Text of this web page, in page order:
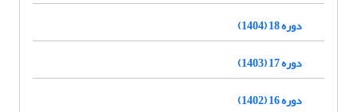
دوره 18 (1404)
دوره 17 (1403)
دوره 16 (1402)